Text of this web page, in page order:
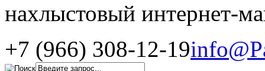
нахлыстовый интернет-
+7 (966) 308-12-19